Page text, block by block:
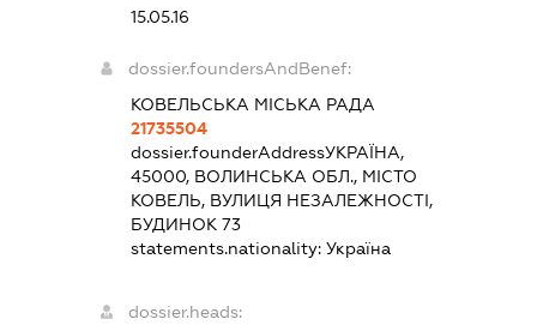
15.05.16
dossier.foundersAndBenef:
КОВЕЛЬСЬКА МІСЬКА РАДА
21735504
dossier.founderAddressУКРАЇНА,
45000, ВОЛИНСЬКА ОБЛ., МІСТО
КОВЕЛЬ, ВУЛИЦЯ НЕЗАЛЕЖНОСТІ,
БУДИНОК 73
statements.nationality:Україна
dossier.heads: